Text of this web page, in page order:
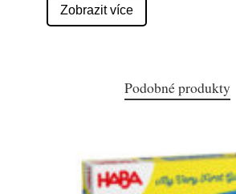
Zobrazit více
Podobné produkty